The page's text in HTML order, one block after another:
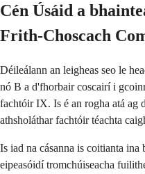
Cén Úsáid a
Frith-Choscach
Déileálann an leigheas seo le
nó B a d'fhorbair coscairí i
fachtóir IX. Is é an rogha atá ag
athsholáthar fachtóir téachta
Is iad na cásanna is coitianta ina
eipeasóidí tromchúiseacha